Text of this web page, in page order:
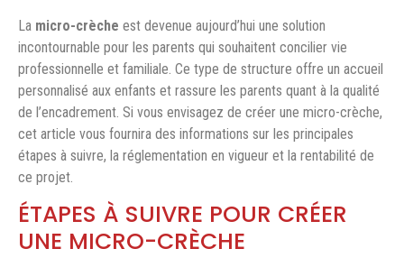
La micro-crèche est devenue aujourd’hui une solution
incontournable pour les parents qui souhaitent concilier vie
professionnelle et familiale. Ce type de structure offre un accueil
personnalisé aux enfants et rassure les parents quant à la qualité
de l’encadrement. Si vous envisagez de créer une micro-crèche,
cet article vous fournira des informations sur les principales
étapes à suivre, la réglementation en vigueur et la rentabilité de
ce projet.
ÉTAPES À SUIVRE POUR CRÉER
UNE MICRO-CRÈCHE